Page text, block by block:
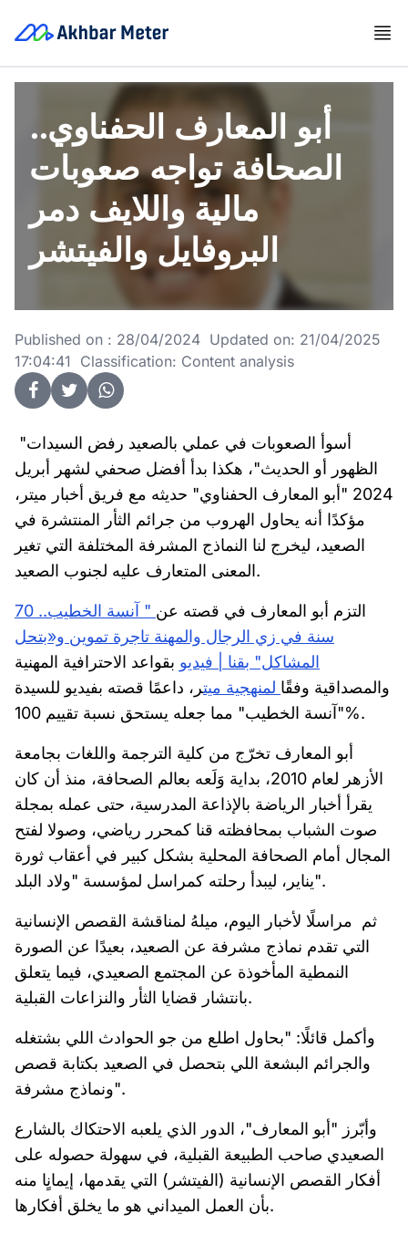
أبو المعارف الحفناوي..
الصحافة تواجه صعوبات
مالية واللايف دمر
البروفايل والفيتشر
Published on : 28/04/2024 Updated on: 21/04/2025
17:04:41 Classification: Content analysis
"أسوأ الصعوبات في عملي بالصعيد رفض السيدات
الظهور أو الحديث"، هكذا بدأ أفضل صحفي لشهر أبريل
2024 "أبو المعارف الحفناوي" حديثه مع فريق أخبار ميتر،
مؤكدًا أنه يحاول الهروب من جرائم الثأر المنتشرة في
الصعيد، ليخرج لنا النماذج المشرفة المختلفة التي تغير
المعنى المتعارف عليه لجنوب الصعيد.
التزم أبو المعارف في قصته عن
" آنسة الخطيب.. 70
سنة في زي الرجال والمهنة تاجرة تموين و«بتحل
المشاكل" بقنا | فيديو بقواعد الاحترافية المهنية
والمصداقية وفقًا لمنهجية ميتر، داعمًا قصته بفيديو للسيدة
"آنسة الخطيب" مما جعله يستحق نسبة تقييم 100%.
أبو المعارف تخرّج من كلية الترجمة واللغات بجامعة
الأزهر لعام 2010، بداية وَلَعه بعالم الصحافة، منذ أن كان
يقرأ أخبار الرياضة بالإذاعة المدرسية، حتى عمله بمجلة
صوت الشباب بمحافظته قنا كمحرر رياضي، وصولا لفتح
المجال أمام الصحافة المحلية بشكل كبير في أعقاب ثورة
يناير، ليبدأ رحلته كمراسل لمؤسسة "ولاد البلد".
ثم مراسلًا لأخبار اليوم، ميلهُ لمناقشة القصص الإنسانية
التي تقدم نماذج مشرفة عن الصعيد، بعيدًا عن الصورة
النمطية المأخوذة عن المجتمع الصعيدي، فيما يتعلق
بانتشار قضايا الثأر والنزاعات القبلية.
وأكمل قائلًا: "بحاول اطلع من جو الحوادث اللي بشتغله
والجرائم البشعة اللي بتحصل في الصعيد بكتابة قصص
ونماذج مشرفة".
وأبّرز "أبو المعارف"، الدور الذي يلعبه الاحتكاك بالشارع
الصعيدي صاحب الطبيعة القبلية، في سهولة حصوله على
أفكار القصص الإنسانية (الفيتشر) التي يقدمها، إيمانٍا منه
بأن العمل الميداني هو ما يخلق أفكارها.